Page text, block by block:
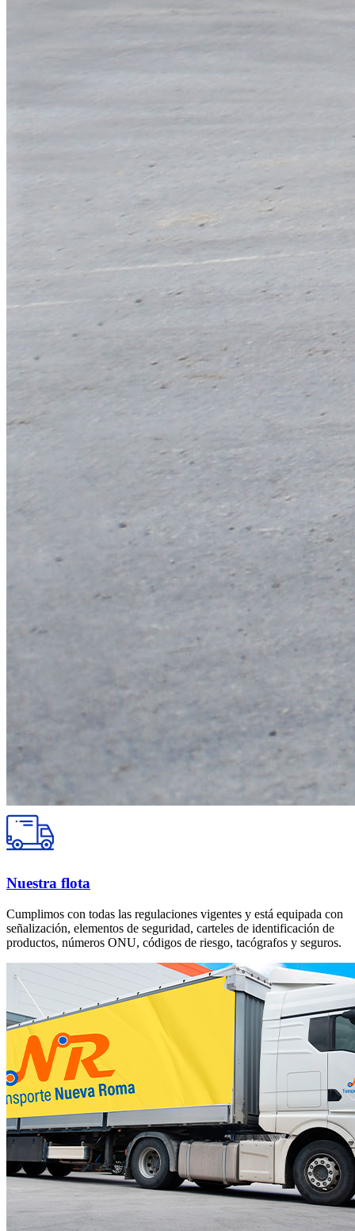
Nuestra flota
Cumplimos con todas las regulaciones vigentes y está equipada con
señalización, elementos de seguridad, carteles de identificación de
productos, números ONU, códigos de riesgo, tacógrafos y seguros.